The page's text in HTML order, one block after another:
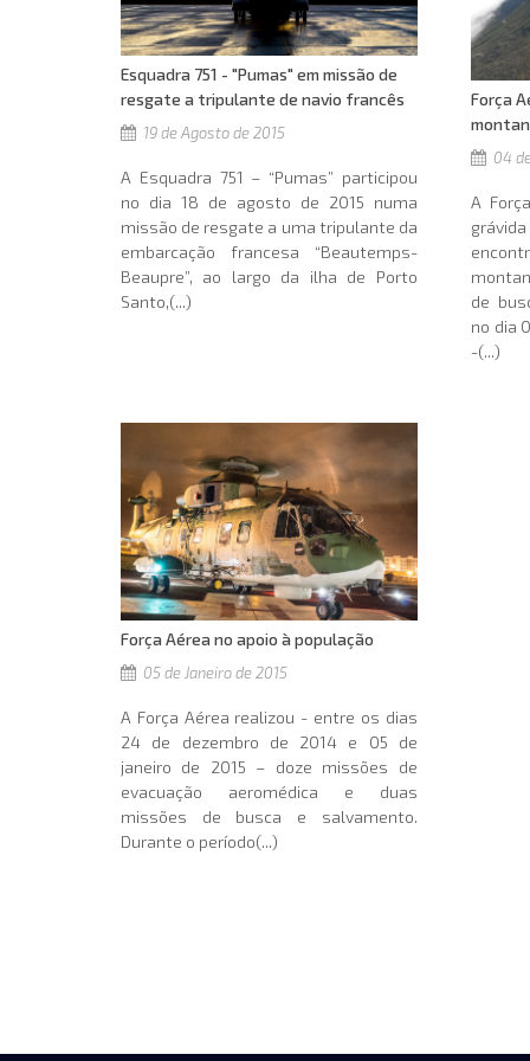
Esquadra 751 - "Pumas" em missão de
resgate a tripulante de navio francês
19 de Agosto de 2015
A Esquadra 751 – “Pumas” participou
no dia 18 de agosto de 2015 numa
missão de resgate a uma tripulante da
embarcação francesa “Beautemps-
Beaupre”, ao largo da ilha de Porto
Santo,(...)
Força
04
A
de
no dia
-(...)
Força Aérea no apoio à população
05 de Janeiro de 2015
A Força Aérea realizou - entre os dias
24 de dezembro de 2014 e 05 de
janeiro de 2015 – doze missões de
evacuação aeromédica e duas
missões de busca e salvamento.
Durante o período(...)